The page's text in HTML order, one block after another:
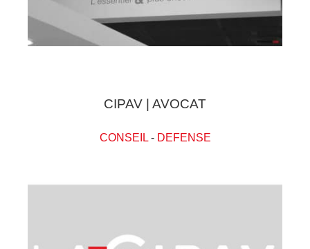
CIPAV | AVOCAT
CONSEIL- DEFENSE